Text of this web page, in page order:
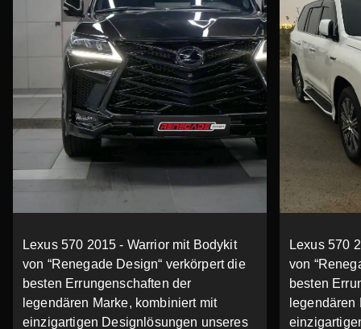
Lexus 570 2015 - Warrior mit Bodykit
von “Renegade Design“ verkörpert die
besten Errungenschaften der
legendären Marke, kombiniert mit
einzigartigen Designlösungen unseres
Lexus 570
von
besten
legendären